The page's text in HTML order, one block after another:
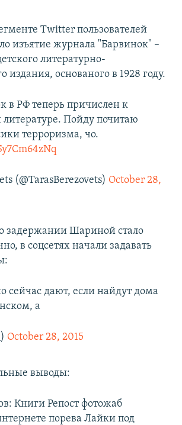
Twitter пользователей
изъятие журнала "Барвинок" –
литературно-
издания, основаного в 1928 году.
в РФ теперь причислен к
литературе. Пойду почитаю
терроризма, чо.
(@TarasBerezovets) October 28,
задержании Шариной стало
в соцсетях начали задавать
сейчас дают, если найдут дома
а
October 28, 2015
выводы:
Книги Репост фотожаб
порева Лайки под